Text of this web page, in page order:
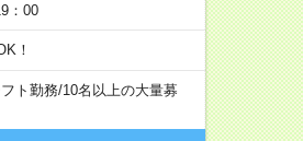
：00
！
ト勤務/10名以上の大量募